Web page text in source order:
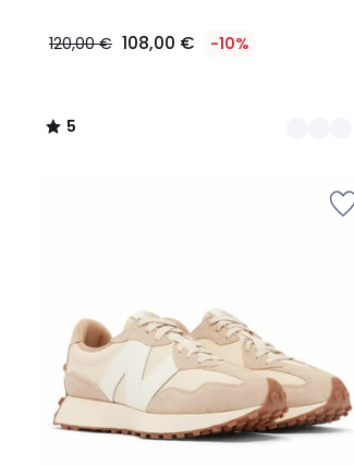
120,00 € 108,00 € -10%
5
/